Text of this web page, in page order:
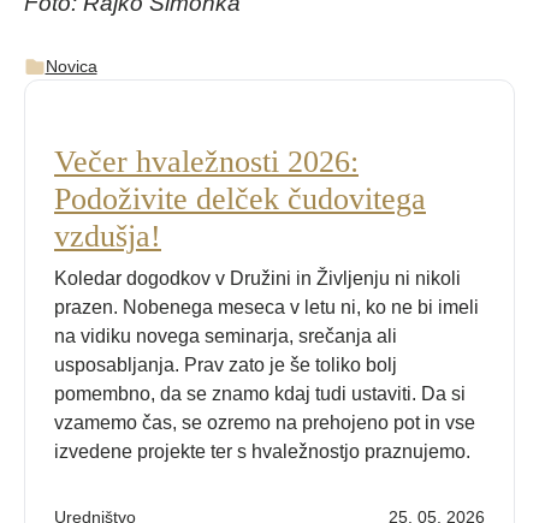
Novica
Večer hvaležnosti 2026:
Podoživite delček čudovitega
vzdušja!
Koledar dogodkov v Družini in Življenju ni nikoli
prazen. Nobenega meseca v letu ni, ko ne bi imeli
na vidiku novega seminarja, srečanja ali
usposabljanja. Prav zato je še toliko bolj
pomembno, da se znamo kdaj tudi ustaviti. Da si
vzamemo čas, se ozremo na prehojeno pot in vse
izvedene projekte ter s hvaležnostjo praznujemo.
Uredništvo 25. 05. 2026